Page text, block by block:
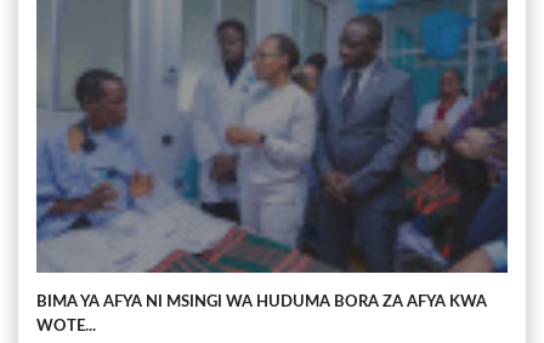
BIMA YA AFYA NI MSINGI WA HUDUMA BORA ZA AFYA KWA
WOTE...